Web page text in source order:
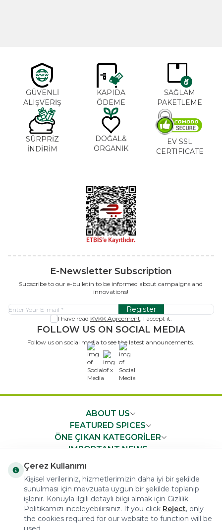
GÜVENLİ
ALIŞVERİŞ
KAPIDA
ÖDEME
SAĞLAM
PAKETLEME
SÜRPRİZ
İNDİRİM
DOĞAL&
ORGANİK
EV SSL
CERTIFICATE
E-Newsletter Subscription
Subscribe to our e-bulletin to be informed about campaigns and
innovations!
Register
I have read KVKK Agreement, I accept it.
FOLLOW US ON SOCIAL MEDIA
Follow us on social media to see the latest announcements.
x
ABOUT US
FEATURED SPICES
ÖNE ÇIKAN KATEGORİLER
IMPORTANT NEWS
COPYRIGHT © 2023 arifoglu.com ALL RIGHTS RESERVED
Çerez Kullanımı
Kişisel verileriniz, hizmetlerimizin daha iyi bir şekilde
sunulması için mevzuata uygun bir şekilde toplanıp
işlenir. Konuyla ilgili detaylı bilgi almak için Gizlilik
Politikamızı inceleyebilirsiniz. If you click Reject, only
the cookies required for our website to function will be